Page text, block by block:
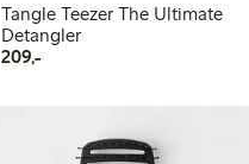
Tangle Teezer The Ultimate
Detangler
209,-209,00 kr